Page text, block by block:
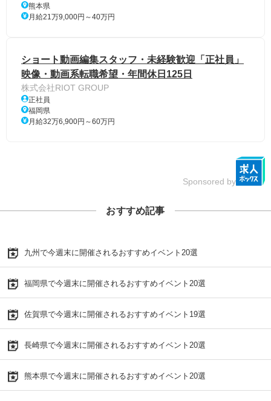
熊本県
月給21万9,000円～40万円
ショート動画編集スタッフ・未経験歓迎「正社員」
映像・動画系転職希望・年間休日125日
株式会社RIOT GROUP
正社員
福岡県
月給32万6,900円～60万円
Sponsored by
おすすめ記事
九州で今週末に開催されるおすすめイベント20選
福岡県で今週末に開催されるおすすめイベント20選
佐賀県で今週末に開催されるおすすめイベント19選
長崎県で今週末に開催されるおすすめイベント20選
熊本県で今週末に開催されるおすすめイベント20選